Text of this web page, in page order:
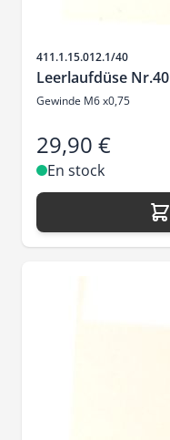
SKU
411.1.15.012.1/40
Leerlaufdüse Nr.40
Gewinde M6 x0,75
29,90 €
En stock